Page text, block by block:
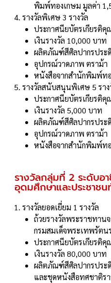
พิมพ์ทองเกษม มูลค่า
รางวัลพิเศษ 3 รางวัล
ประกาศนียบัตรเกียรติคุ
เงินรางวัล 10,000 บาท
ผลิตภัณฑ์สีศิลปากรประ
อุปกรณ์วาดภาพ ตราม้า
หนังสือจากสํานักพิมพ์ท
รางวัลสนับสนุนพิเศษ 5 ราง
ประกาศนียบัตรเกียรติ
เงินรางวัล 5,000 บาท
ผลิตภัณฑ์สีศิลปากรประ
อุปกรณ์วาดภาพ ตราม้า
หนังสือจากสํานักพิมพ์ท
รางวัลกลุ่มที่ 2 ระดับอ
อุดมศึกษาและประชาชน
รางวัลยอดเยี่ยม 1 รางวัล
ถ้วยรางวัลพระราชทาน
กรมสมเด็จพระเทพรัตน
ประกาศนียบัตรเกียรติคุ
เงินรางวัล 80,000 บาท
ผลิตภัณฑ์สีศิลปากรประ
และชุดหนังสือทศชาติร